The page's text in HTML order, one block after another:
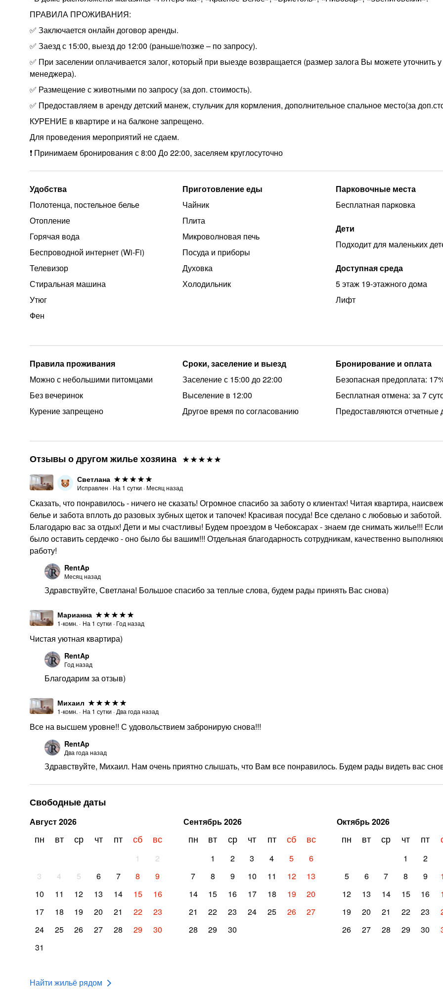
ПРАВИЛА ПРОЖИВАНИЯ:
✅ Заключается онлайн договор аренды.
✅ Заезд с 15:00, выезд до 12:00 (раньше/позже – по запросу).
✅ При заселении оплачивается залог, который при выезде возвращается (размер залога Вы можете уточнить у
менеджера).
✅ Размещение с животными по запросу (за доп. стоимость).
✅ Предоставляем в аренду детский манеж, стульчик для кормления, дополнительное спальное место(за
КУРЕНИЕ в квартире и на балконе запрещено.
Для проведения мероприятий не сдаем.
❗️ Принимаем бронирования с 8:00 До 22:00, заселяем круглосуточно
Удобства
Полотенца, постельное белье
Отопление
Горячая вода
Беспроводной интернет (Wi‑Fi)
Телевизор
Стиральная машина
Утюг
Фен
Приготовление еды
Чайник
Плита
Микроволновая печь
Посуда и приборы
Духовка
Холодильник
Парковочные места
Бесплатная парковка
Дети
Подходит для маленьких
Доступная среда
5 этаж 19-этажного дома
Лифт
Правила проживания
Можно с небольшими питомцами
Без вечеринок
Курение запрещено
Сроки, заселение и выезд
Заселение с 15:00 до 22:00
Выселение в 12:00
Другое время по согласованию
Бронирование и оплата
Безопасная предоплата:
Бесплатная отмена: за 7
Предоставляются отчетные
Свободные даты
Август2026
пн вт ср чт пт сб вс
1
2
3
4 5 6 7 8
9
10
11 12 13 14 15
16
17
18 19 20 21 22
23
24
25 26 27 28 29
30
31
Сентябрь2026
пн вт ср чт пт сб вс
1 2 3 4 5
6
7
8 9 10 11 12
13
14
15 16 17 18 19
20
21
22 23 24 25 26
27
28
29 30
Октябрь2026
пн вт ср чт пт
1 2
5
6 7 8 9
12
13 14 15 16
19
20 21 22 23
26
27 28 29 30
Отзывы о другом жилье хозяина
Светлана
Исправлен · На 1 сутки · Месяц назад
Сказать, что понравилось - ничего не сказать! Огромное спасибо за заботу о клиентах! Читая квартира,
белье и забота вплоть до разовых зубных щеток и тапочек! Красивая посуда! Все сделано с любовью и заботой.
Благодарю вас за отдых! Дети и мы счастливы! Будем проездом в Чебоксарах - знаем где снимать жилье!!!
было оставить сердечко - оно было бы вашим!!! Отдельная благодарность сотрудникам, качественно
работу!
RentAp
Месяц назад
Здравствуйте, Светлана! Большое спасибо за теплые слова, будем рады принять Вас снова)
Марианна
1-комн. · На 1 сутки · Год назад
Чистая уютная квартира)
RentAp
Год назад
Благодарим за отзыв)
Михаил
1-комн. · На 1 сутки · Два года назад
Все на высшем уровне!! С удовольствием забронирую снова!!!
RentAp
Два года назад
Здравствуйте, Михаил. Нам очень приятно слышать, что Вам все понравилось. Будем рады видеть вас
Найти жильё рядом